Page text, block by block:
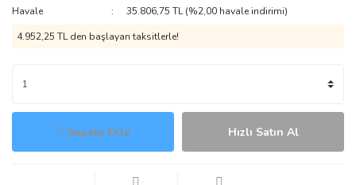
Havale
35.806,75 TL (%2,00 havale indirimi)
4.952,25 TL den başlayan taksitlerle!
Sepete Ekle Hızlı Satın Al